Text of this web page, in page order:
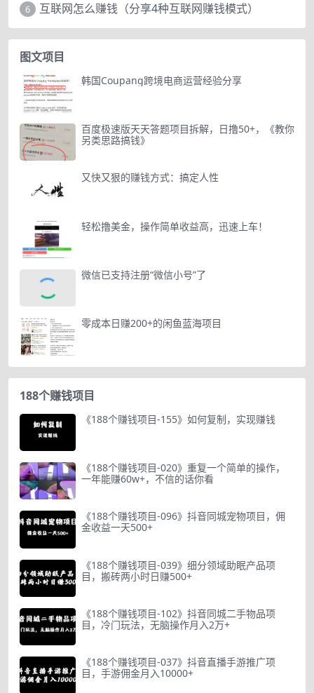
6 互联网怎么赚钱（分享4种互联网赚钱模式）
图文项目
韩国Coupang跨境电商运营经验分享
百度极速版天天答题项目拆解，日撸50+，《教你
另类思路搞钱》
又快又狠的赚钱方式：搞定人性
轻松撸美金，操作简单收益高，迅速上车！
微信已支持注册“微信小号”了
零成本日赚200+的闲鱼蓝海项目
188个赚钱项目
《188个赚钱项目-155》如何复制，实现赚钱
《188个赚钱项目-020》重复一个简单的操作，
一年能赚60w+，不信的话你看
《188个赚钱项目-096》抖音同城宠物项目，佣
金收益一天500+
《188个赚钱项目-039》细分领域助眠产品项
目，搬砖两小时日赚500+
《188个赚钱项目-102》抖音同城二手物品项
目，冷门玩法，无脑操作月入2万+
《188个赚钱项目-037》抖音直播手游推广项
目，手游佣金月入10000+